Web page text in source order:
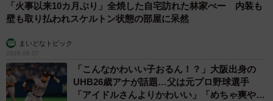
「火事以来10カ月ぶり」全焼した自宅訪れた林家ぺー 内装も
壁も取り払われスケルトン状態の部屋に呆然
まいどなトピック
2026.08.07
「こんなかわいい子おるん！？」大阪出身の
UHB26歳アナが話題…父は元プロ野球選手
「アイドルさんよりかわいい」「めちゃ爽や